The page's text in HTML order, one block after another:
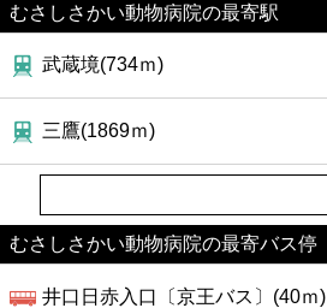
むさしさかい動物病院の最寄駅
武蔵境(734ｍ)
三鷹(1869ｍ)
むさしさかい動物病院の最寄バス停
井口日赤入口〔京王バス〕(40ｍ)